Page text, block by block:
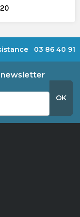
03 86 40 91
newsletter
OK